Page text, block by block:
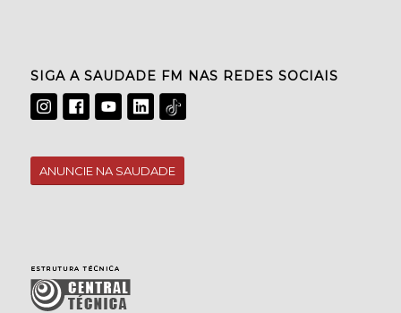
SIGA A SAUDADE FM NAS REDES SOCIAIS
ANUNCIE NA SAUDADE